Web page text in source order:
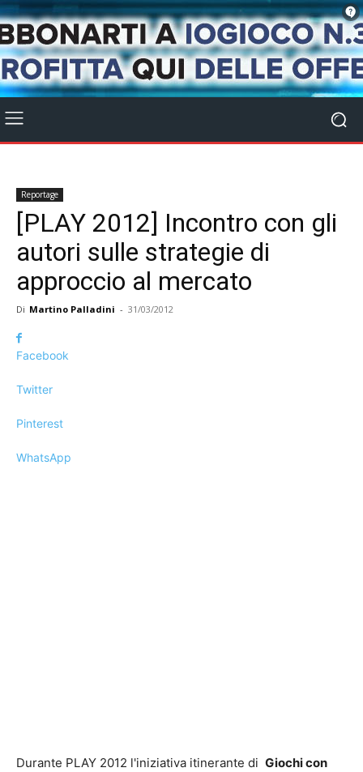
Reportage
[PLAY 2012] Incontro con gli
autori sulle strategie di
approccio al mercato
Di Martino Palladini - 31/03/2012
Facebook
Twitter
Pinterest
WhatsApp
Durante PLAY 2012 l'iniziativa itinerante di Giochi con